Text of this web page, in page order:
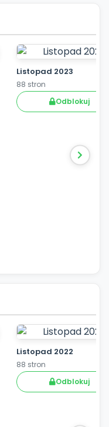
Listopad 2023
88 stron
Odblokuj
Listopad 2022
88 stron
Odblokuj